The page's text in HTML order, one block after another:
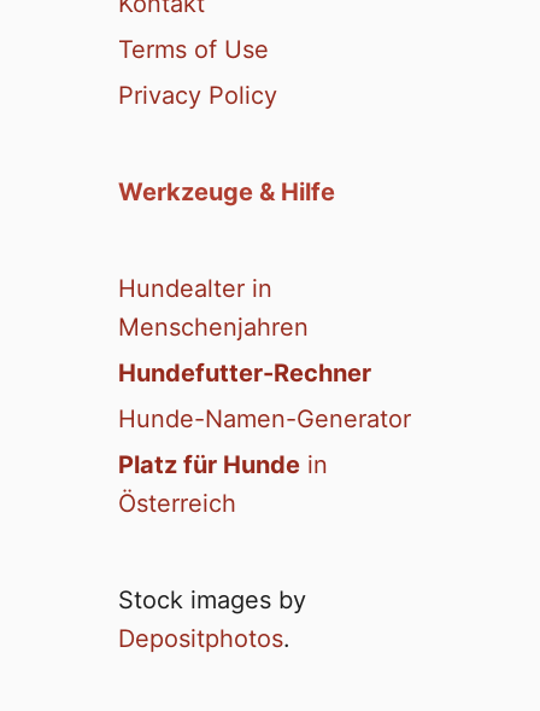
Terms of Use
Privacy Policy
Werkzeuge & Hilfe
Hundealter in
Menschenjahren
Hundefutter-Rechner
Hunde-Namen-Generator
Platz für Hunde in
Österreich
Stock images by
Depositphotos.